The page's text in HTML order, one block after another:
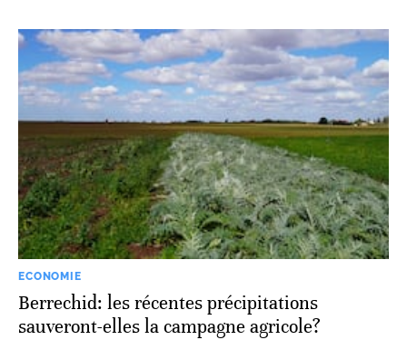
ECONOMIE
Berrechid: les récentes précipitations
sauveront-elles la campagne agricole?